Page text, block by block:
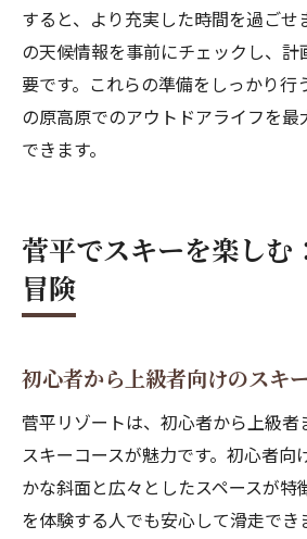
すると、より充実した時間を過ごせ
の天候情報を事前にチェックし、
要です。これらの準備をしっかり行
の原高原でのアウトドアライフを
できます。
菅平でスキーを楽しむ
冒険
初心者から上級者向けのスキ
菅平リゾートは、初心者から上級
スキーコースが魅力です。初心者向
かな斜面と広々としたスペースが特
を体験する人でも安心して滑走でき